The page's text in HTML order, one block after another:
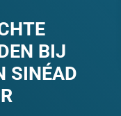
BIJ
SINÉAD